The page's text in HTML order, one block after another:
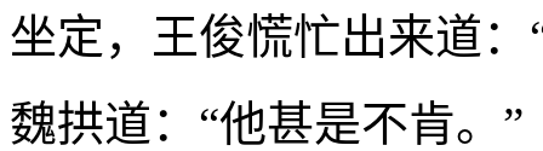
坐定，王俊慌忙出来道：
魏拱道：“他甚是不肯。”